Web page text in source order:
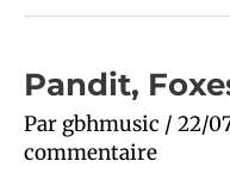
Pandit,
Par gbhmusic / 22/
commentaire
Pandit,
Foxes
in
Fiction